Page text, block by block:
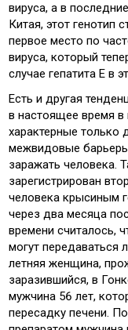
вируса, а в
Китая, этот генотип
первое место по
вируса, который
случае гепатита Е в
Есть и другая
в настоящее время в
характерные только
межвидовые
заражать человека.
зарегистрирован
человека крысиным
через два месяца
времени считалось,
могут передаваться
летняя женщина,
заразившийся, в
мужчина 56 лет,
пересадку печени.